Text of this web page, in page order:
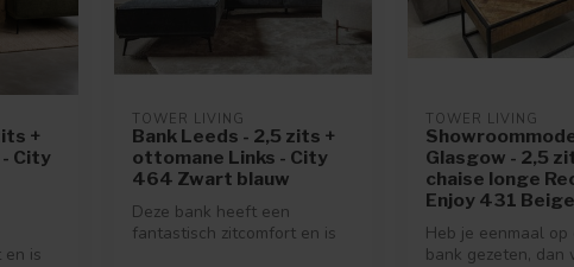
+
City
is
TOWER LIVING
Bank Leeds - 2,5 zits +
ottomane Links - City
464 Zwart blauw
Deze bank heeft een
fantastisch zitcomfort en is
TOWER LIVING
Glasgow - 2,5
chaise longe
Enjoy 431
Heb je eenmaal op
bank gezeten, dan